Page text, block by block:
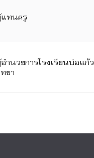
ทนครู
ำนวยการโรงเรียนบ่อแก้ว
ยา